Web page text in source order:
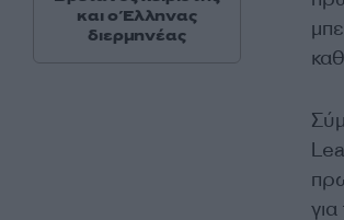
και ο Έλληνας
διερμηνέας